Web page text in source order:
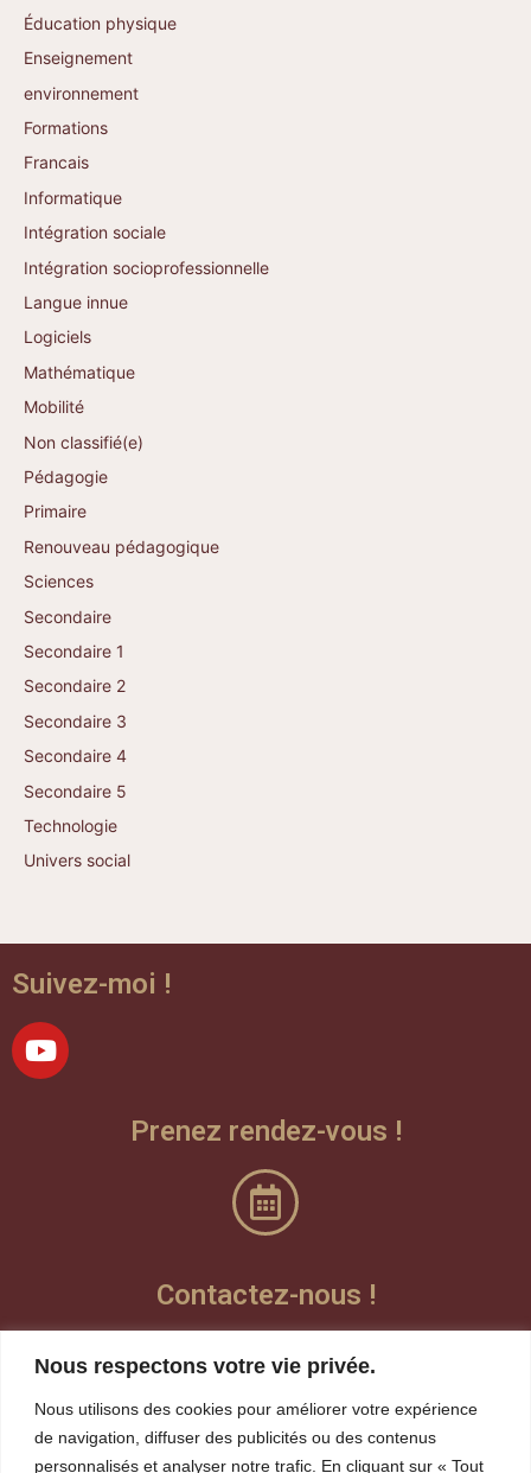
Nous respectons votre vie privée.
Nous utilisons des cookies pour améliorer votre expérience
de navigation, diffuser des publicités ou des contenus
personnalisés et analyser notre trafic. En cliquant sur « Tout
Éducation physique
Enseignement
environnement
Formations
Francais
Informatique
Intégration sociale
Intégration socioprofessionnelle
Langue innue
Logiciels
Mathématique
Mobilité
Non classifié(e)
Pédagogie
Primaire
Renouveau pédagogique
Sciences
Secondaire
Secondaire 1
Secondaire 2
Secondaire 3
Secondaire 4
Secondaire 5
Technologie
Univers social
Suivez-moi !
Prenez rendez-vous !
Contactez-nous !
Laisser un message vocal
Teams